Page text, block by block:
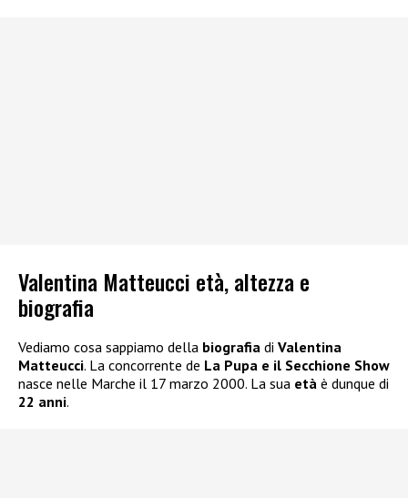
Valentina Matteucci età, altezza e
biografia
Vediamo cosa sappiamo della biografia di Valentina
Matteucci. La concorrente de La Pupa e il Secchione Show
nasce nelle Marche il 17 marzo 2000. La sua età è dunque di
22 anni.